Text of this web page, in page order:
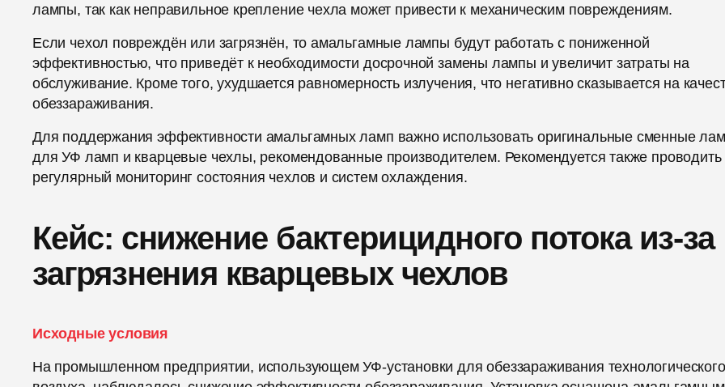
лампы, так как неправильное крепление чехла может привести к механическим повреждениям.
Если чехол повреждён или загрязнён, то амальгамные лампы будут работать с пониженной
эффективностью, что приведёт к необходимости досрочной замены лампы и увеличит затраты на
обслуживание. Кроме того, ухудшается равномерность излучения, что негативно сказывается на
обеззараживания.
Для поддержания эффективности амальгамных ламп важно использовать оригинальные сменные
для УФ ламп и кварцевые чехлы, рекомендованные производителем. Рекомендуется также проводить
регулярный мониторинг состояния чехлов и систем охлаждения.
Кейс: снижение бактерицидного потока из-за
загрязнения кварцевых чехлов
Исходные условия
На промышленном предприятии, использующем УФ-установки для обеззараживания технологического